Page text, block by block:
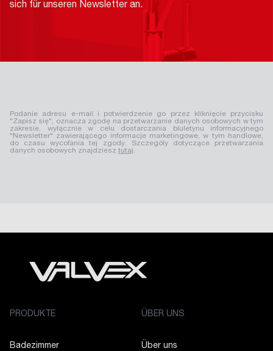
sich für unseren Newsletter an.
Podanie adresu e-mail i potwierdzenie go przez kliknięcie przycisku
"Zapisz się", oznacza zgodę na przetwarzanie danych osobowych w tym
zakresie, wyłącznie w celu dostarczania biuletynu informacyjnego
"Newsletter" zawierającego informacje marketingowe, w tym handlowe,
do czasu wycofania tej zgody. Szczegóły dotyczące przetwarzania
danych osobowych znajdziesz tutaj.
PRODUKTE
Badezimmer
ÜBER UNS
Über uns